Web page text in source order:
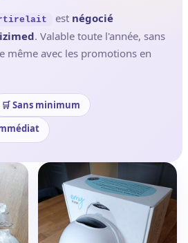
est négocié
. Valable toute l'année, sans
même avec les promotions en
🛒 Sans minimum